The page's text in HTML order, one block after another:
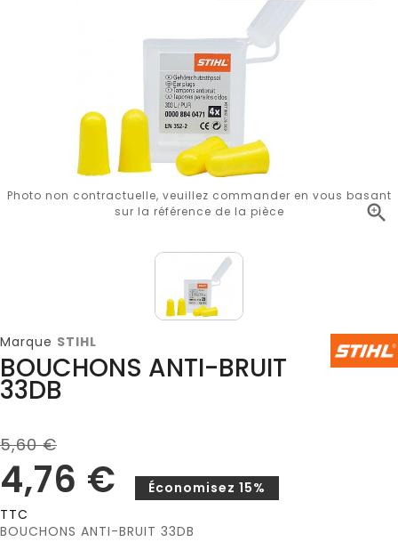

Photo non contractuelle, veuillez commander en vous basant
sur la référence de la pièce
Marque STIHL
BOUCHONS ANTI-BRUIT
33DB
5,60 €
4,76 €
Économisez 15%
TTC
BOUCHONS ANTI-BRUIT 33DB